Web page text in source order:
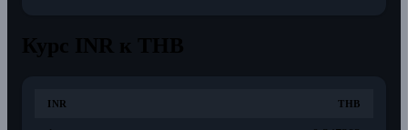
INR THB